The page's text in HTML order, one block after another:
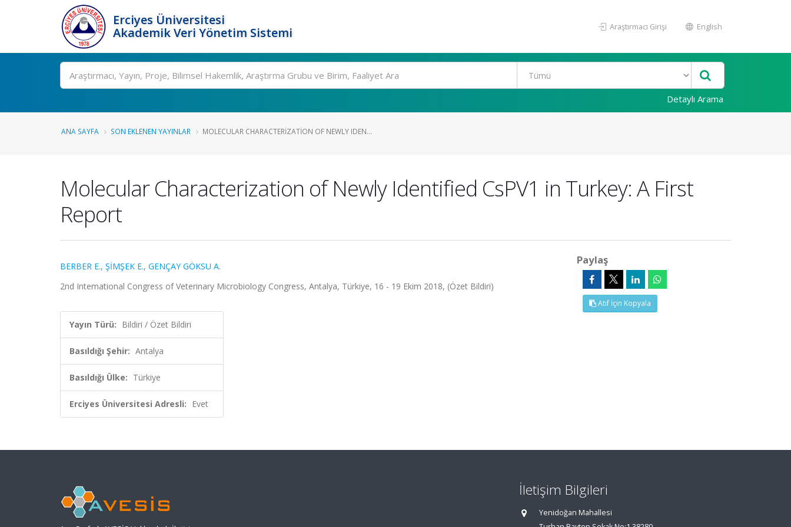
Erciyes Üniversitesi
Akademik Veri Yönetim Sistemi
Araştırmacı Girişi English
Ara
Detaylı Arama
ANA SAYFA SON EKLENEN YAYINLAR MOLECULAR CHARACTERIZATION OF NEWLY IDEN...
Molecular Characterization of Newly Identified CsPV1 in Turkey: A First
Report
BERBER E., ŞİMŞEK E., GENÇAY GÖKSU A.
2nd Intemational Congress of Veterinary Microbiology Congress, Antalya, Türkiye, 16 - 19 Ekim 2018, (Özet Bildiri)
Yayın Türü: Bildiri / Özet Bildiri
Basıldığı Şehir: Antalya
Basıldığı Ülke: Türkiye
Erciyes Üniversitesi Adresli: Evet
Paylaş
Atıf İçin Kopyala
İletişim Bilgileri
Yenidoğan Mahallesi